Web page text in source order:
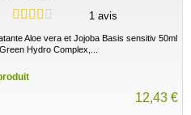
1 avis
Aloe vera et Jojoba Basis sensitiv 50ml
Hydro Complex,...
12,43 €